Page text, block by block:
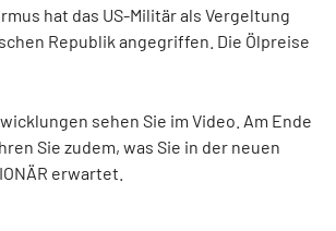
hat das US-Militär als Vergeltung
Republik angegriffen. Die Ölpreise
sehen Sie im Video. Am Ende
Sie zudem, was Sie in der neuen
erwartet.